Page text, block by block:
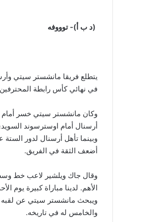
(د ب أ)- توووفه
يتطلع فريقا مانشستر سيتي
في نهائي كأس رابطة المحترفين
أرسنال أمام اوسترسوند السويدي 1 / 2 في إياب دور الـ32 بالدوري
أضعف الثقة في الفريق.
وقال جاك ويلشير لاعب خط وسط
الأهم. لدينا مباراة كبيرة يوم
والخامس له في تاريخه.